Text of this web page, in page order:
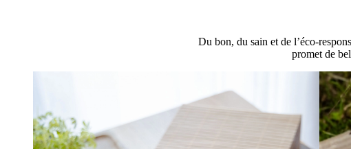
Du bon, du sain et de l’éco-
promet de